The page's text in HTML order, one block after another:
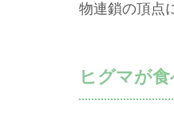
物連鎖の頂点
ヒグマが